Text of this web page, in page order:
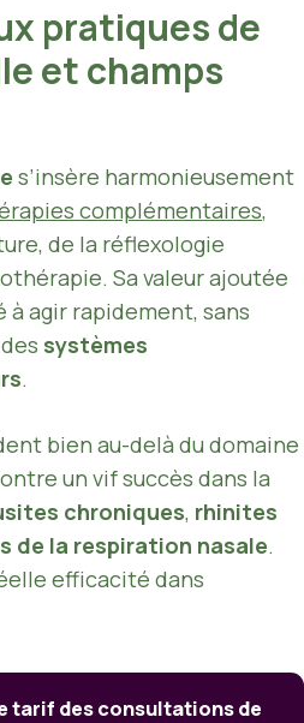
pratiques de
et champs
s’insère harmonieusement
complémentaires,
de la réflexologie
Sa valeur ajoutée
à agir rapidement, sans
systèmes
.
bien au-delà du domaine
un vif succès dans la
chroniques, rhinites
de la respiration nasale.
efficacité dans
tarif des consultations de